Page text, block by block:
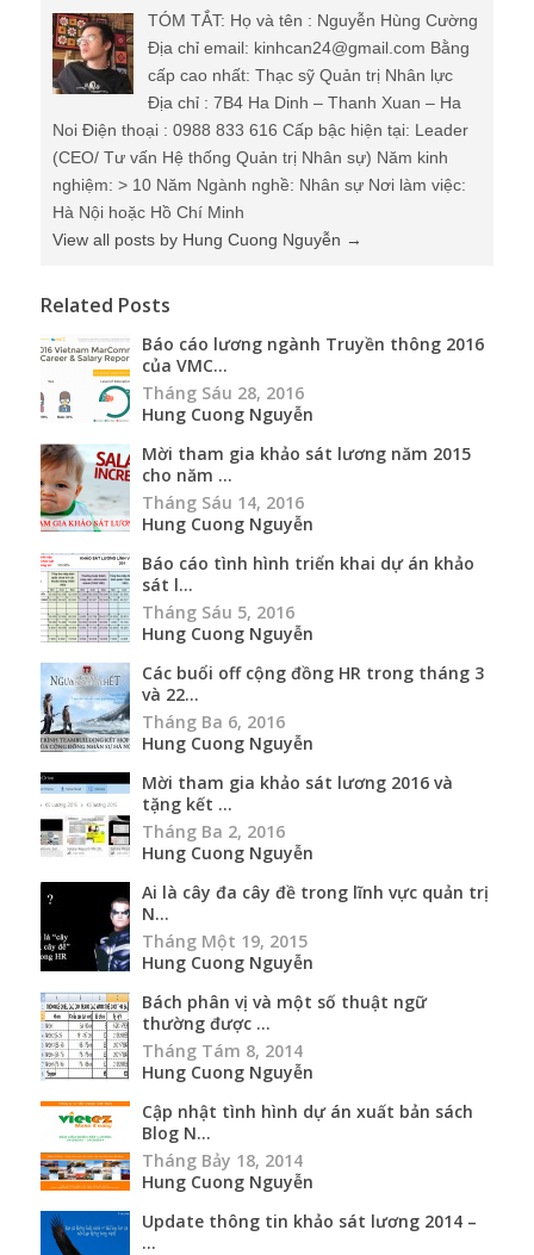
TÓM TẮT: Họ và tên : Nguyễn Hùng Cường
Địa chỉ email: kinhcan24@gmail.com Bằng
cấp cao nhất: Thạc sỹ Quản trị Nhân lực
Địa chỉ : 7B4 Ha Dinh – Thanh Xuan – Ha
Noi Điện thoại : 0988 833 616 Cấp bậc hiện tại: Leader
(CEO/ Tư vấn Hệ thống Quản trị Nhân sự) Năm kinh
nghiệm: > 10 Năm Ngành nghề: Nhân sự Nơi làm việc:
Hà Nội hoặc Hồ Chí Minh
View all posts by Hung Cuong Nguyễn →
Related Posts
Báo cáo lương ngành Truyền thông 2016
của VMC...
Tháng Sáu 28, 2016
Hung Cuong Nguyễn
Mời tham gia khảo sát lương năm 2015
cho năm ...
Tháng Sáu 14, 2016
Hung Cuong Nguyễn
Báo cáo tình hình triển khai dự án khảo
sát l...
Tháng Sáu 5, 2016
Hung Cuong Nguyễn
Các buổi off cộng đồng HR trong tháng 3
và 22...
Tháng Ba 6, 2016
Hung Cuong Nguyễn
Mời tham gia khảo sát lương 2016 và
tặng kết ...
Tháng Ba 2, 2016
Hung Cuong Nguyễn
Ai là cây đa cây đề trong lĩnh vực quản trị
N...
Tháng Một 19, 2015
Hung Cuong Nguyễn
Bách phân vị và một số thuật ngữ
thường được ...
Tháng Tám 8, 2014
Hung Cuong Nguyễn
Cập nhật tình hình dự án xuất bản sách
Blog N...
Tháng Bảy 18, 2014
Hung Cuong Nguyễn
Update thông tin khảo sát lương 2014 –
...